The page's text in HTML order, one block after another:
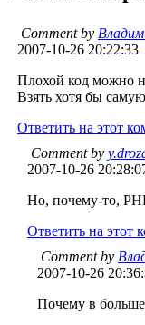
Comment by
2007-10-26 20:22:33
Плохой код можно
Взять хотя бы
Ответить на этот
Comment by
2007-10-26
Но, почему-то,
Ответить на этот
Comment by
2007-10-26
Почему в